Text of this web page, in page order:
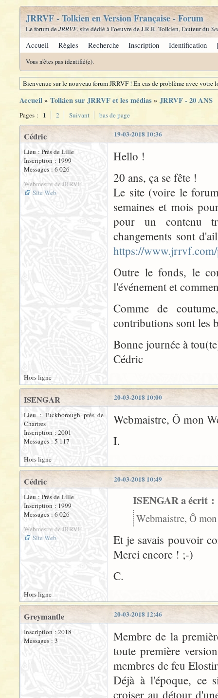
JRRVF - Tolkien en Version Française - Forum
Le forum deJRRVF, site dédié à l'oeuvre de J.R.R. Tolkien, l'auteur du
Accueil Règles Recherche Inscription Identification
Vous n'êtes pas identifié(e).
Bienvenue sur le nouveau forum JRRVF ! En cas de problème avec
Accueil» Tolkien sur JRRVF et les médias» JRRVF - 20 ANS
Pages : 1 2 Suivant bas de page
19-03-2018 10:36
Cédric
Lieu : Près de Lille
Inscription : 1999
Messages : 6 026
Webmestre de JRRVF
Site Web
Hello !
20 ans, ça se fête !
Le site (voire le
semaines et mois
pour un contenu
changements sont
https://
Outre le fonds, le
l'événement et
Comme de
contributions sont les
Bonne journée à
Cédric
Hors ligne
20-03-2018 10:00
ISENGAR
Lieu : Tuckborough près de
Chartres
Inscription : 2001
Messages : 5 117
Webmaistre, Ô mon
I.
Hors ligne
20-03-2018 10:49
Cédric
Lieu : Près de Lille
Inscription : 1999
Messages : 6 026
Webmestre de JRRVF
Site Web
ISENGAR a écrit :
Webmaistre, Ô
Et je savais pouvoir
Merci encore ! ;-)
C.
Hors ligne
20-03-2018 12:46
Greymantle
Inscription : 2018
Messages : 3
Membre de la
toute première
membres de feu
Déjà à l'époque, ce
croiser au détour